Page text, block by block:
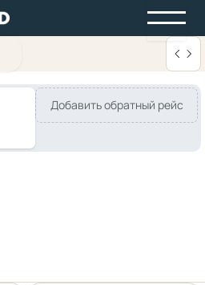
Добавить обратный рейс